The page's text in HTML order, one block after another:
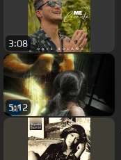
3:08
5:12